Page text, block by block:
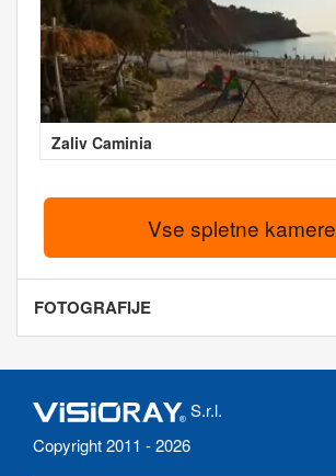
Zaliv Caminia
Vse spletne kamere
FOTOGRAFIJE
S.r.l.
Copyright 2011 - 2026